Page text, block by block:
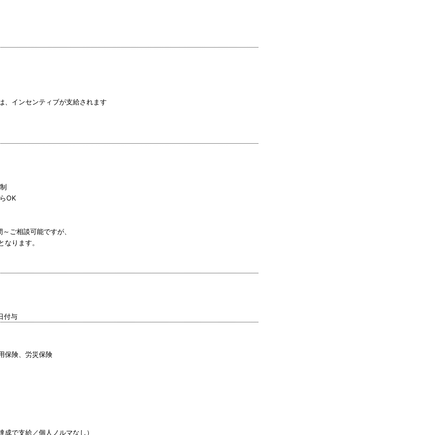
、インセンティブが支給されます
OK
ご相談可能ですが、
ります。
付与
保険、労災保険
で支給／個人ノルマなし）